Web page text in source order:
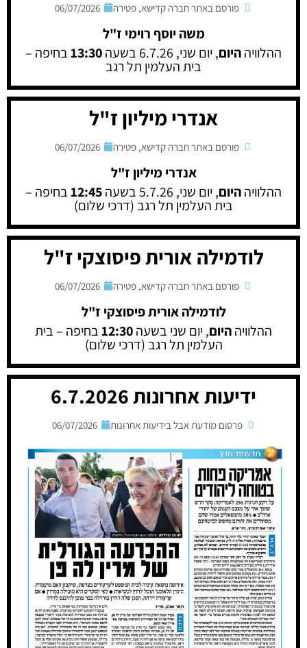
פורסם באתר חברה קדישא, פטירה 06/07/2026
משה יוסף רוימי ז"ל
ההלוויההיום, יום שני, 6.7.26 בשעה 13:30בחיפה –
בית העלמין תל רגב
אנדרי מיליון ז"ל
פורסם באתר חברה קדישא, פטירה 06/07/2026
אנדרי מיליון ז"ל
ההלוויההיום, יום שני, 5.7.26 בשעה 12:45בחיפה –
בית העלמין תל רגב (דרכי שלום)
לודמילה אורית פיסוצקי ז"ל
פורסם באתר חברה קדישא, פטירה 06/07/2026
לודמילה אורית פיסוצקי ז"ל
ההלוויההיום, יום שני בשעה12:30בחיפה – בית
העלמין תל רגב (דרכי שלום)
ידיעות אחרונות 6.7.2026
פרסום מודעת אבל בידיעות אחרונות 06/07/2026